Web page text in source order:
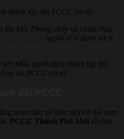
thành lập đội PCCC cơ sở:
lập Đội Phòng cháy và chữa cháy
người (Có danh sách
sở) Mẫu quyết định thành lập đội
tác PCCC cơ sở
quan tâm về mẫu này có thể xem
PCCC Thành Phố Mới sẽ chia